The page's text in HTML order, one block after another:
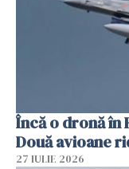
Încă o dronă în
Două avioane
27 IULIE 2026